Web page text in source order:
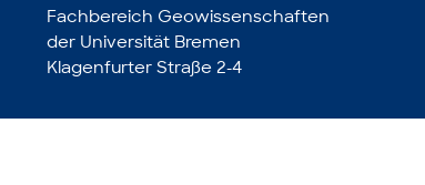
Fachbereich Geowissenschaften
der Universität Bremen
Klagenfurter Straße 2-4